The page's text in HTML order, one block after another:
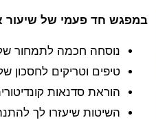
במפגש חד פעמי של שיעור
נוסחה חכמה לתמחור
טיפים וטריקים לחסכון
הוראת סדנאות
השיטות שיעזרו לך